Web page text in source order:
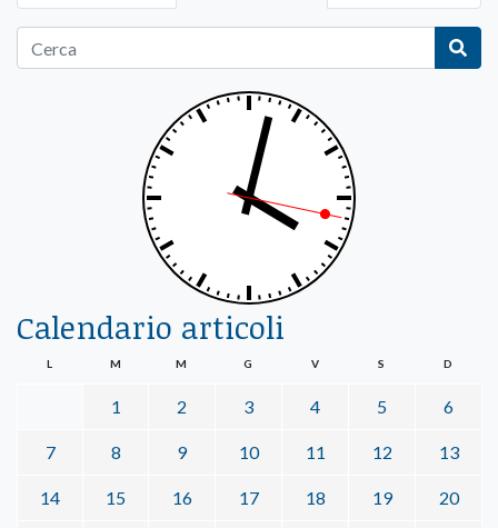
Calendario articoli
L M M G V S D
1 2 3 4 5 6
7 8 9 10 11 12 13
14 15 16 17 18 19 20